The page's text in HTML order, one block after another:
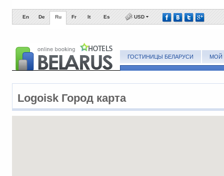
En De Ru Fr It Es USD
ГОСТИНИЦЫ БЕЛАРУСИ МОЙ
Logoisk Город карта